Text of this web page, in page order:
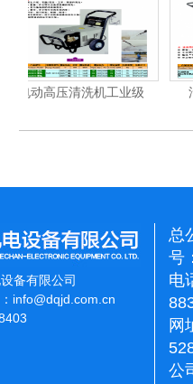
汽油/柴油高压清洗机
备有限公司
info@dqjd.com.cn
总
号
电
网
公